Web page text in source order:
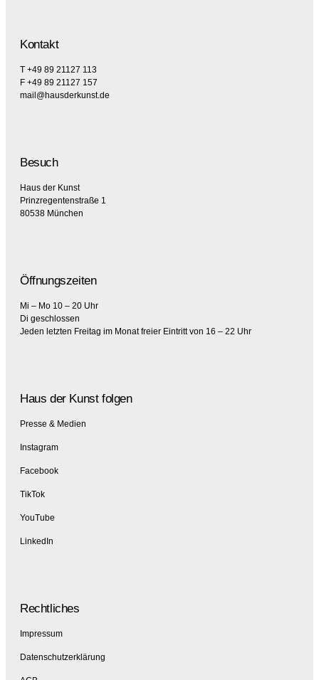
Kontakt
T +49 89 21127 113
F +49 89 21127 157
mail@hausderkunst.de
Besuch
Haus der Kunst
Prinzregentenstraße 1
80538 München
Öffnungszeiten
Mi – Mo 10 – 20 Uhr
Di geschlossen
Jeden letzten Freitag im Monat freier Eintritt von 16 – 22 Uhr
Haus der Kunst folgen
Presse & Medien
Instagram
Facebook
TikTok
YouTube
LinkedIn
Rechtliches
Impressum
Datenschutzerklärung